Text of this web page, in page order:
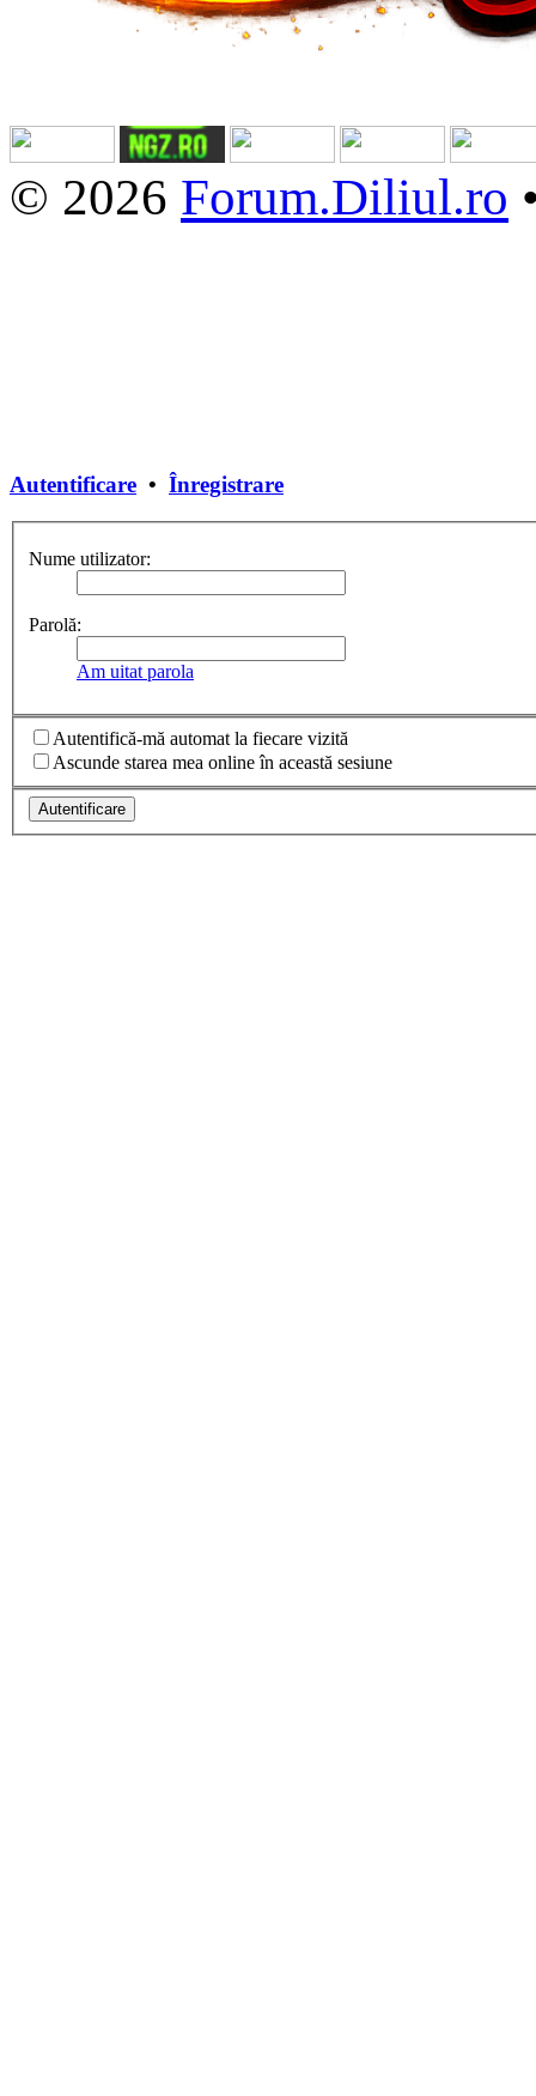
© 2026 Forum.Diliul.ro
Autentificare • Înregistrare
Nume utilizator:
Parolă:
Am uitat parola
Autentifică-mă automat la fiecare vizită
Ascunde starea mea online în această sesiune